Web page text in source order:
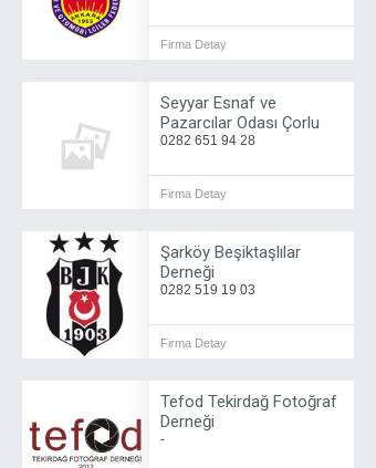
Firma Detay
Seyyar Esnaf ve
Pazarcılar Odası Çorlu
0282 651 94 28
Firma Detay
Şarköy Beşiktaşlılar
Derneği
0282 519 19 03
Firma Detay
Tefod Tekirdağ Fotoğraf
Derneği
-